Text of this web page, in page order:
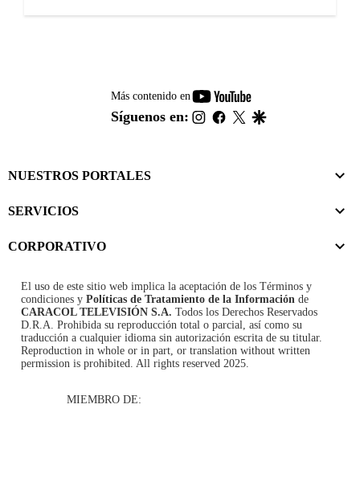
Más contenido en
youtube-
footer
Síguenos en: instagram
facebook
twitter
NUESTROS PORTALES
SERVICIOS
CORPORATIVO
El uso de este sitio web implica la aceptación de los Términos y
condiciones y Políticas de Tratamiento de la Información de
CARACOL TELEVISIÓN S.A. Todos los Derechos Reservados
D.R.A. Prohibida su reproducción total o parcial, así como su
traducción a cualquier idioma sin autorización escrita de su titular.
Reproduction in whole or in part, or translation without written
permission is prohibited. All rights reserved 2025.
MIEMBRO DE: